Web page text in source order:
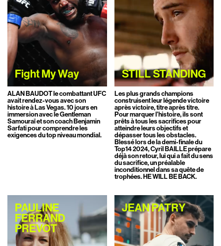
Fight My Way
ALAN BAUDOT le combattant UFC
avait rendez-vous avec son
histoire à Las Vegas. 10 jours en
immersion avec le Gentleman
Samouraï et son coach Benjamin
Sarfati pour comprendre les
exigences du top niveau mondial.
STILL STANDING
Les plus grands champions
construisent leur légende victoire
après victoire, titre après titre.
Pour marquer l’histoire, ils sont
prêts à tous les sacrifices pour
atteindre leurs objectifs et
dépasser tous les obstacles.
Blessé lors de la demi-finale du
Top14 2024, Cyril BAILLE prépare
déjà son retour, lui qui a fait du sens
du sacrifice, un préalable
inconditionnel dans sa quête de
trophées. HE WILL BE BACK.
PAULINE
FERRAND
PREVOT
JEAN PATRY